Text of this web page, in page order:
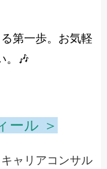
第一歩。お気軽
。🎶
ール ＞
キャリアコンサル